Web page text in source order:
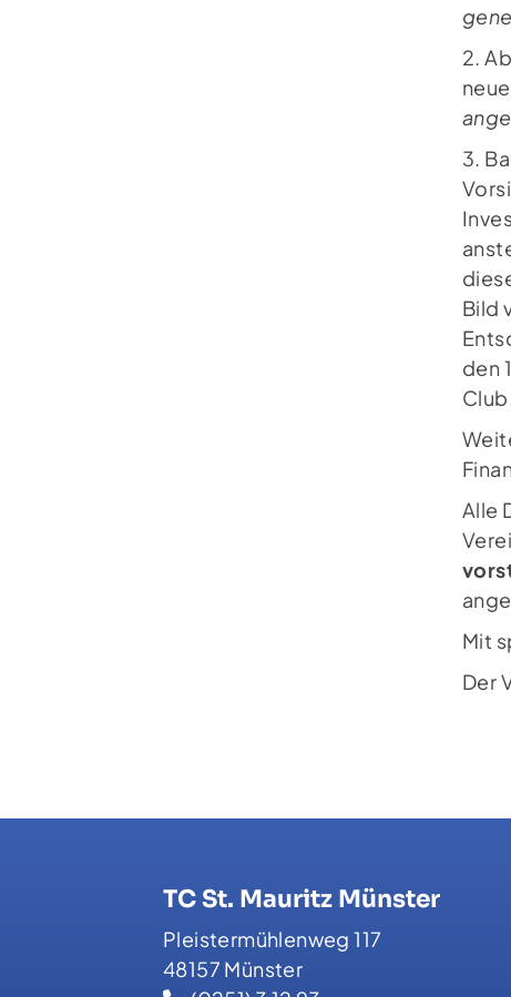
2.
3.
Bild
den
Alle
Mit
Der
TC St. Mauritz Münster
Pleistermühlenweg 117
48157 Münster